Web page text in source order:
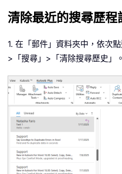
清除最近的搜尋歷程
1. 在「郵件」資料夾中，依次
>「搜尋」>「清除搜尋歷史」。